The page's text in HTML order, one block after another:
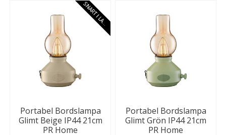
Portabel Bordslampa
Glimt Beige IP44 21cm
PR Home
S
N
A
R
T
I
L
A
G
E
R
Portabel Bordslampa
Glimt Grön IP44 21cm
PR Home